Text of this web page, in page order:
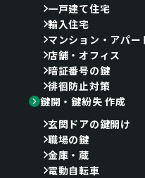
一戸建て住宅
輸入住宅
マンション・アパー
店舗・オフィス
暗証番号の鍵
徘徊防止対策
鍵開・鍵紛失 作成
玄関ドアの鍵開け
職場の鍵
金庫・蔵
電動自転車